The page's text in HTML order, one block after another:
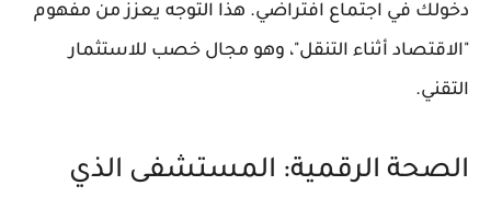
دخولك في اجتماع افتراضي. هذا التوجه يعزز من مفهوم
"الاقتصاد أثناء التنقل"، وهو مجال خصب للاستثمار
التقني.
الصحة الرقمية: المستشفى الذي